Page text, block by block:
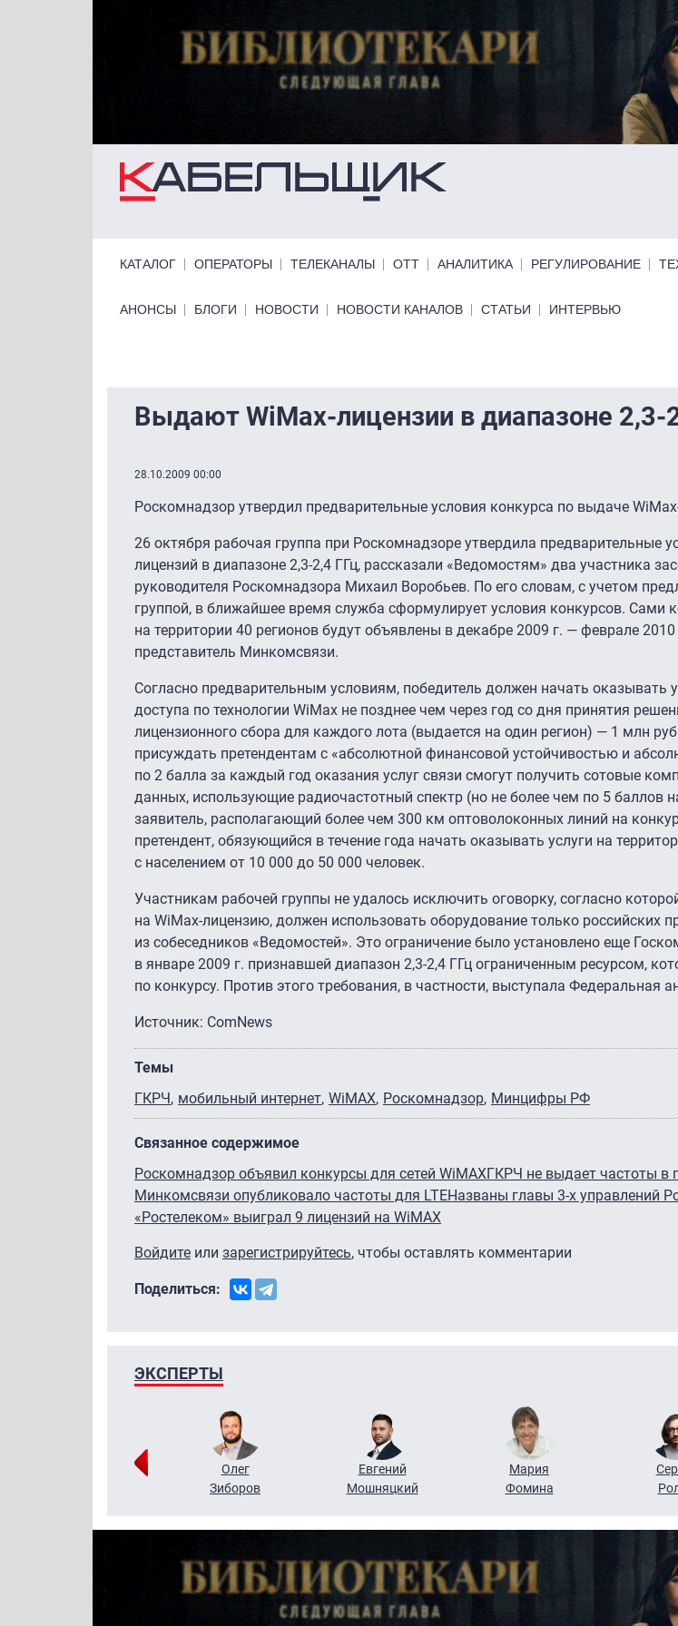
КАТАЛОГ ОПЕРАТОРЫ ТЕЛЕКАНАЛЫ ОТТ АНАЛИТИКА РЕГУЛИРОВАНИЕ
Primary links bottom
АНОНСЫ БЛОГИ НОВОСТИ НОВОСТИ КАНАЛОВ СТАТЬИ ИНТЕРВЬЮ
Выдают WiMax-лицензии в диапазоне 2,3-
28.10.2009 00:00
Роскомнадзор утвердил предварительные условия конкурса по выдаче
26 октября рабочая группа при Роскомнадзоре утвердила предварительные
лицензий в диапазоне 2,3-2,4 ГГц, рассказали «Ведомостям» два участника
руководителя Роскомнадзора Михаил Воробьев. По его словам, с учетом
группой, в ближайшее время служба сформулирует условия конкурсов. Сами
на территории 40 регионов будут объявлены в декабре 2009 г. — феврале
представитель Минкомсвязи.
Согласно предварительным условиям, победитель должен начать оказывать
доступа по технологии WiMax не позднее чем через год со дня принятия
лицензионного сбора для каждого лота (выдается на один регион) — 1 млн
присуждать претендентам с «абсолютной финансовой устойчивостью и
по 2 балла за каждый год оказания услуг связи смогут получить сотовые
данных, использующие радиочастотный спектр (но не более чем по 5 баллов
заявитель, располагающий более чем 300 км оптоволоконных линий на
претендент, обязующийся в течение года начать оказывать услуги на
с населением от 10 000 до 50 000 человек.
Участникам рабочей группы не удалось исключить оговорку, согласно
на WiMax-лицензию, должен использовать оборудование только российских
из собеседников «Ведомостей». Это ограничение было установлено еще
в январе 2009 г. признавшей диапазон 2,3-2,4 ГГц ограниченным ресурсом,
по конкурсу. Против этого требования, в частности, выступала Федеральная
Источник: ComNews
Темы
ГКРЧ мобильный интернет WiMAX Роскомнадзор Минцифры РФ
Связанное содержимое
Роскомнадзор объявил конкурсы для сетей WiMAXГКРЧ не выдает частоты в
Минкомсвязи опубликовало частоты для LTEНазваны главы 3-х управлений
«Ростелеком» выиграл 9 лицензий на WiMAX
Войдите или зарегистрируйтесь, чтобы оставлять комментарии
Поделиться:
ЭКСПЕРТЫ
Олег
Зиборов
Евгений
Мошняцкий
Мария
Фомина